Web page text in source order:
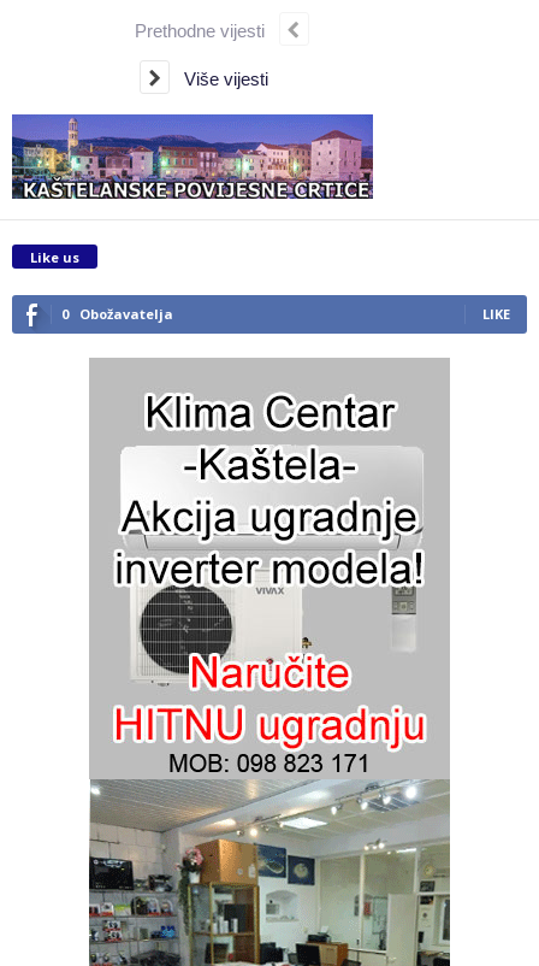
Prethodne vijesti
Više vijesti
Like us
0 Obožavatelja LIKE